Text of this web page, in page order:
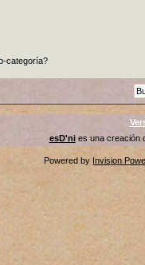
categoría?
esD'nies una creación
Powered by Invision